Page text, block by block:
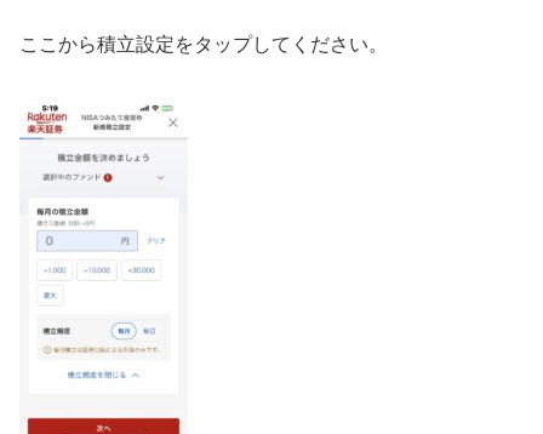
ここから積立設定をタップしてください。